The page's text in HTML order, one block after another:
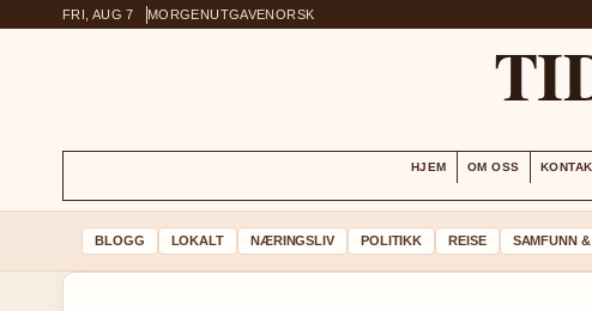
FRI, AUG 7 MORGENUTGAVENORSK
HJEM OM OSS
BLOGG LOKALT NÆRINGSLIV POLITIKK REISE SAMFUNN